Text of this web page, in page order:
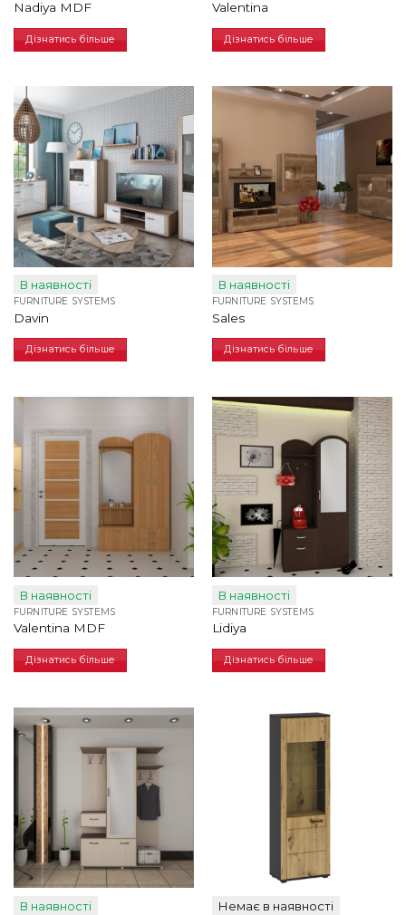
Nadiya MDF
Дізнатись більше
Valentina
Дізнатись більше
В наявності
FURNITURE SYSTEMS
Davin
Дізнатись більше
В наявності
FURNITURE SYSTEMS
Sales
Дізнатись більше
В наявності
FURNITURE SYSTEMS
Valentina MDF
Дізнатись більше
В наявності
FURNITURE SYSTEMS
Lidiya
Дізнатись більше
В наявності Немає в наявності